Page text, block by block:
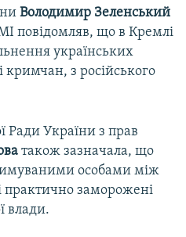
Володимир Зеленський
повідомляв, що в Кремлі
українських
кримчан, з російського
Ради України з прав
також зазначала, що
особами між
практично заморожені
влади.